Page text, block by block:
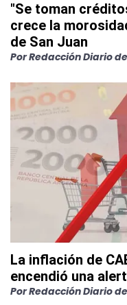
"Se toman
crece la
de San Juan
PorRedacción Diario
La inflación de
encendió una
PorRedacción Diario